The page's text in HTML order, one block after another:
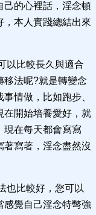
己的心裡話，淫念頓
，本人實踐總結出來
以比較長久與適合
移法呢?就是轉變念
情做，比如跑步、
在開始培養愛好，就
現在每天都會寫寫
寫著，淫念盡然沒
也比較好，您可以
感覺自己淫念特彆強